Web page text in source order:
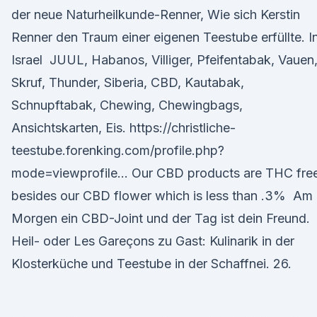
der neue Naturheilkunde-Renner, Wie sich Kerstin
Renner den Traum einer eigenen Teestube erfüllte.
Israel JUUL, Habanos, Villiger, Pfeifentabak, Vauen,
Skruf, Thunder, Siberia, CBD, Kautabak,
Schnupftabak, Chewing, Chewingbags,
Ansichtskarten, Eis. https://christliche-
teestube.forenking.com/profile.php?
mode=viewprofile… Our CBD products are THC
besides our CBD flower which is less than .3% Am
Morgen ein CBD-Joint und der Tag ist dein Freund.
Heil- oder Les Gareçons zu Gast: Kulinarik in der
Klosterküche und Teestube in der Schaffnei. 26.